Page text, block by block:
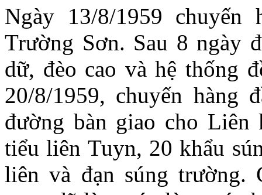
Ngày 13/8/1959
Trường Sơn. Sau 8 ngày
dữ, đèo cao và hệ thống
20/8/1959, chuyến hàng
đường bàn giao cho
tiểu liên Tuyn, 20 khẩu
liên và đạn súng trường.